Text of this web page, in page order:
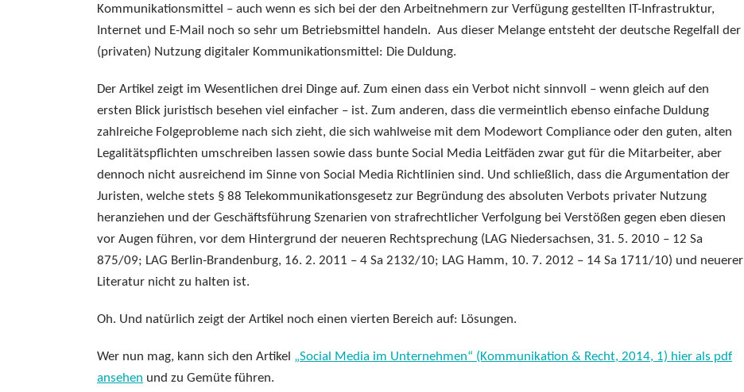
Kommunikationsmittel – auch wenn es sich bei der den Arbeitnehmern zur Verfügung gestellten IT-Infrastruktur,
Internet und E-Mail noch so sehr um Betriebsmittel handeln. Aus dieser Melange entsteht der deutsche Regelfall der
(privaten) Nutzung digitaler Kommunikationsmittel: Die Duldung.
Der Artikel zeigt im Wesentlichen drei Dinge auf. Zum einen dass ein Verbot nicht sinnvoll – wenn gleich auf den
ersten Blick juristisch besehen viel einfacher – ist. Zum anderen, dass die vermeintlich ebenso einfache Duldung
zahlreiche Folgeprobleme nach sich zieht, die sich wahlweise mit dem Modewort Compliance oder den guten, alten
Legalitätspflichten umschreiben lassen sowie dass bunte Social Media Leitfäden zwar gut für die Mitarbeiter, aber
dennoch nicht ausreichend im Sinne von Social Media Richtlinien sind. Und schließlich, dass die Argumentation der
Juristen, welche stets § 88 Telekommunikationsgesetz zur Begründung des absoluten Verbots privater Nutzung
heranziehen und der Geschäftsführung Szenarien von strafrechtlicher Verfolgung bei Verstößen gegen eben diesen
vor Augen führen, vor dem Hintergrund der neueren Rechtsprechung (LAG Niedersachsen, 31. 5. 2010 – 12 Sa
875/09; LAG Berlin-Brandenburg, 16. 2. 2011 – 4 Sa 2132/10; LAG Hamm, 10. 7. 2012 – 14 Sa 1711/10) und neuerer
Literatur nicht zu halten ist.
Oh. Und natürlich zeigt der Artikel noch einen vierten Bereich auf: Lösungen.
Wer nun mag, kann sich den Artikel „Social Media im Unternehmen“ (Kommunikation & Recht, 2014, 1) hier als pdf
ansehen und zu Gemüte führen.